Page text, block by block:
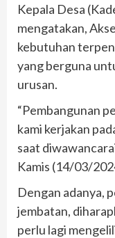
Kepala Desa
mengatakan,
kebutuhan
yang berguna
urusan.
“Pembangunan
kami kerjakan
saat
Kamis (14/03/
Dengan adanya,
jembatan,
perlu lagi